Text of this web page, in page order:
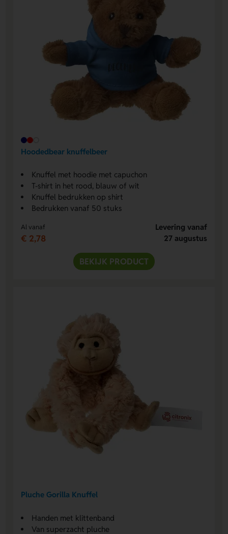
Hoodedbear knuffelbeer
Knuffel met hoodie met capuchon
T-shirt in het rood, blauw of wit
Knuffel bedrukken op shirt
Bedrukken vanaf 50 stuks
Al vanaf
€ 2,78
Levering vanaf
27 augustus
BEKIJK PRODUCT
Pluche Gorilla Knuffel
Handen met klittenband
Van superzacht pluche